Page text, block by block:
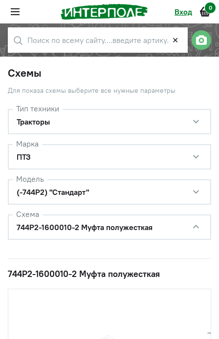
Вход 0
✕
Схемы
Для показа схемы выберите все нужные параметры
Тип техники
Тракторы
Марка
ПТЗ
Модель
(-744Р2) "Стандарт"
Схема
744Р2-1600010-2 Муфта полужесткая
744Р2-1600010-2 Муфта полужесткая